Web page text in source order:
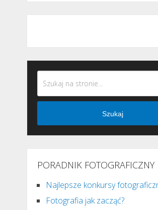
Szukaj
PORADNIK FOTOGRAFICZNY
Najlepsze konkursy
Fotografia jak zacząć?